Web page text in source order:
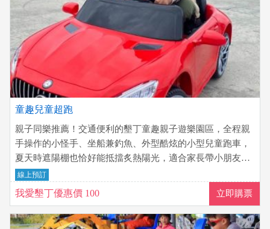
童趣兒童超跑
親子同樂推薦！交通便利的墾丁童趣親子遊樂園區，全程親
手操作的小怪手、坐船兼釣魚、外型酷炫的小型兒童跑車，
夏天時遮陽棚也恰好能抵擋炙熱陽光，適合家長帶小朋友前
往~
線上預訂
我愛墾丁優惠價 100 立即購票